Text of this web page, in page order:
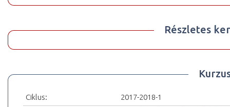
Részletes
Ciklus:
2017-2018-1